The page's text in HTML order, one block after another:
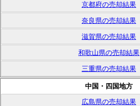
京都府の売却結果
奈良県の売却結果
滋賀県の売却結果
和歌山県の売却結果
三重県の売却結果
中国・四国地方
広島県の売却結果